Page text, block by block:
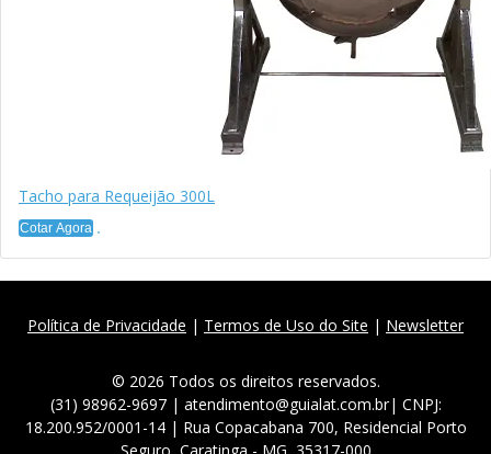
Tacho para Requeijão 300L
Cotar Agora
Política de Privacidade | Termos de Uso do Site | Newsletter
© 2026 Todos os direitos reservados.
(31) 98962-9697 | atendimento@guialat.com.br| CNPJ:
18.200.952/0001-14 | Rua Copacabana 700, Residencial Porto
Seguro, Caratinga - MG, 35317-000